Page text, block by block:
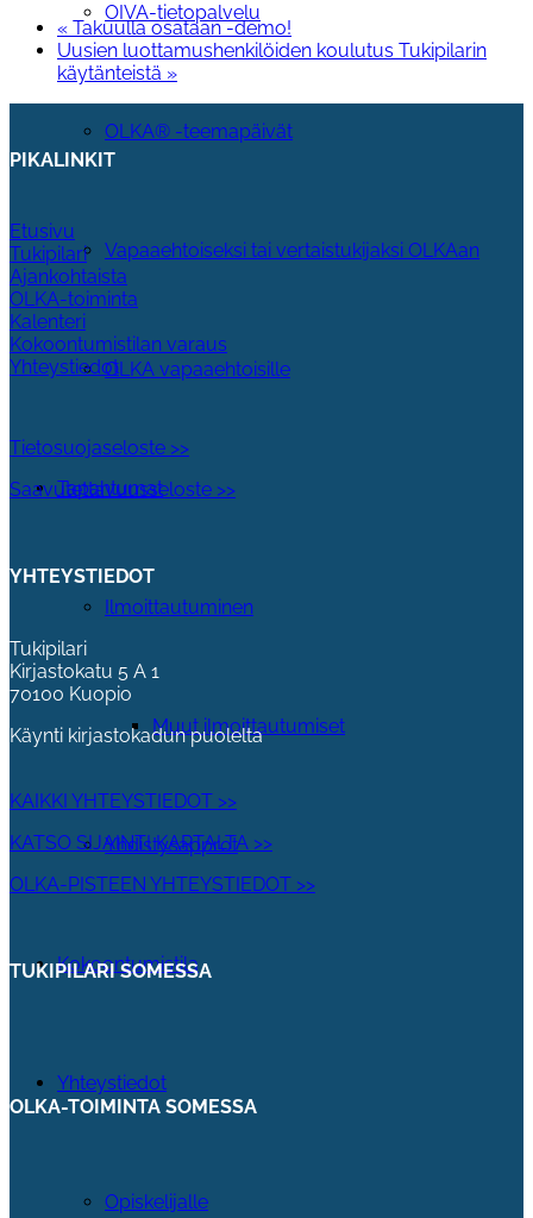
OIVA-tietopalvelu
OLKA® -teemapäivät
Vapaaehtoiseksi tai vertaistukijaksi OLKAan
OLKA vapaaehtoisille
Tapahtumat
Ilmoittautuminen
Muut ilmoittautumiset
Yhdistysapprot
Kokoontumistila
Yhteystiedot
Opiskelijalle
« Takuulla osataan -demo!
Uusien luottamushenkilöiden koulutus Tukipilarin
käytänteistä »
PIKALINKIT
Etusivu
Tukipilari
Ajankohtaista
OLKA-toiminta
Kalenteri
Kokoontumistilan varaus
Yhteystiedot
Tietosuojaseloste >>
Saavutettavuusseloste >>
YHTEYSTIEDOT
Tukipilari
Kirjastokatu 5 A 1
70100 Kuopio
Käynti kirjastokadun puolelta
KAIKKI YHTEYSTIEDOT >>
KATSO SIJAINTI KARTALTA >>
OLKA-PISTEEN YHTEYSTIEDOT >>
TUKIPILARI SOMESSA
OLKA-TOIMINTA SOMESSA